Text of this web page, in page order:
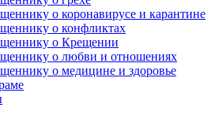
о коронавирусе и карантине
о конфликтах
о Крещении
о любви и отношениях
о медицине и здоровье